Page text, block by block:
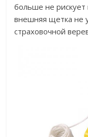
больше не рискует
внешняя щетка не
страховочной